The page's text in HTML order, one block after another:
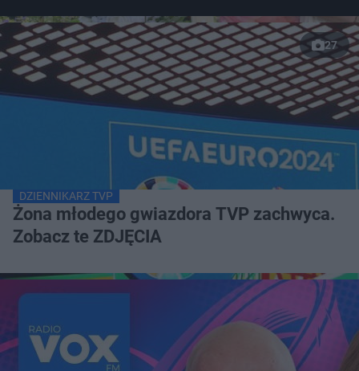
27
DZIENNIKARZ TVP
Żona młodego gwiazdora TVP zachwyca.
Zobacz te ZDJĘCIA